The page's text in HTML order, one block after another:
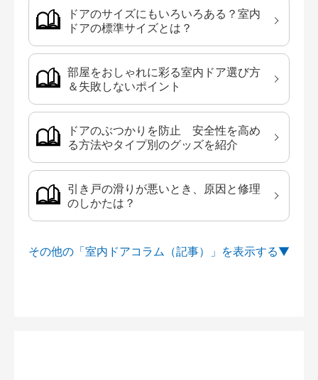
ドアのサイズにもいろいろある？室内
ドアの標準サイズとは？
部屋をおしゃれに彩る室内ドア選び方
＆失敗しないポイント
ドアのぶつかりを防止 安全性を高め
る方法やタイプ別のグッズを紹介
引き戸の滑りが悪いとき、原因と修理
のしかたは？
その他の「室内ドアコラム（記事）」を